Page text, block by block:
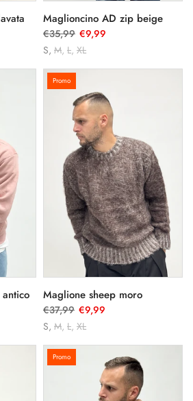
Maglioncino AD zip beige
€35,99 €9,99
S M L XL
Promo
Maglione sheep moro
€37,99 €9,99
S M L XL
Promo